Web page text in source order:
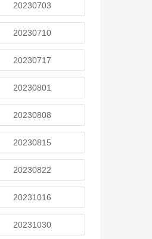
20230703
20230710
20230717
20230801
20230808
20230815
20230822
20231016
20231030